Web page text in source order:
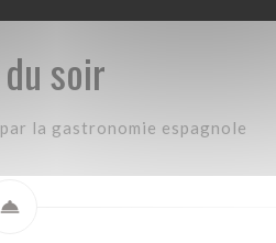
soir
la gastronomie espagnole